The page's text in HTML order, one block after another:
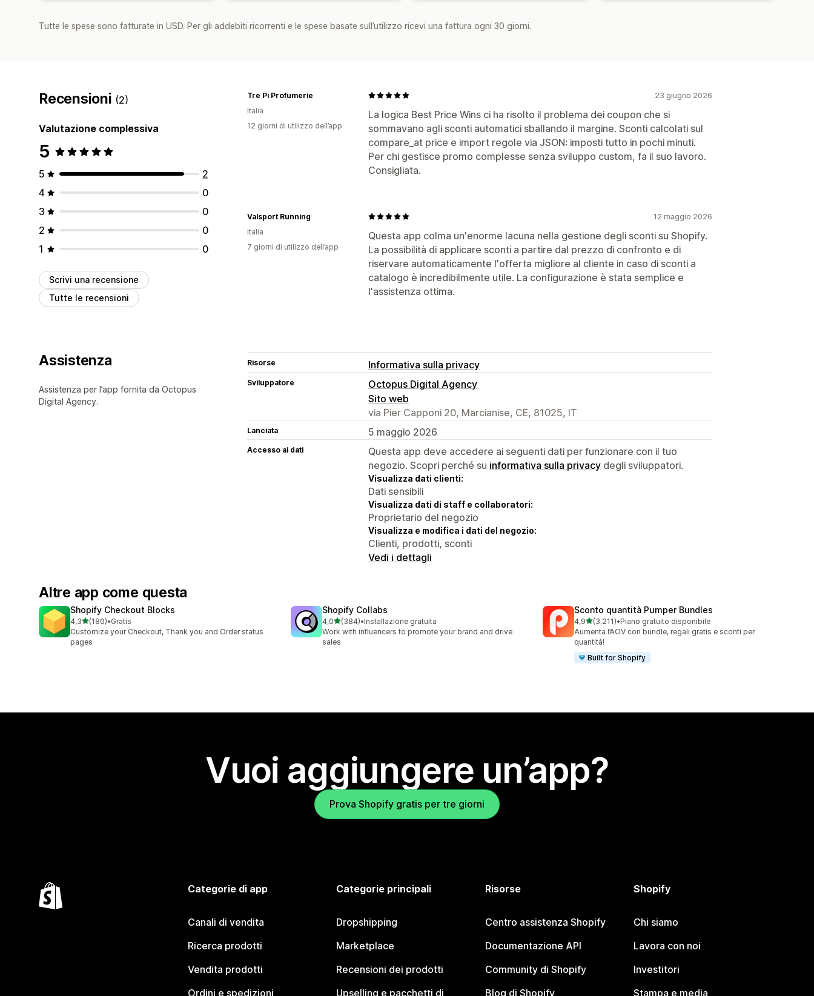
Tutte le spese sono fatturate in USD. Per gli addebiti ricorrenti e le spese basate sull’utilizzo ricevi una fattura ogni 30 giorni.
Recensioni (2)
Valutazione complessiva
5
5
2
4
0
3
0
2
0
1
0
Scrivi una recensione
Tutte le recensioni
23 giugno 2026
La logica Best Price Wins ci ha risolto il problema dei coupon che si
sommavano agli sconti automatici sballando il margine. Sconti calcolati sul
compare_at price e import regole via JSON: imposti tutto in pochi minuti.
Per chi gestisce promo complesse senza sviluppo custom, fa il suo lavoro.
Consigliata.
Tre Pi Profumerie
Italia
12 giorni di utilizzo dell’app
12 maggio 2026
Questa app colma un'enorme lacuna nella gestione degli sconti su Shopify.
La possibilità di applicare sconti a partire dal prezzo di confronto e di
riservare automaticamente l'offerta migliore al cliente in caso di sconti a
catalogo è incredibilmente utile. La configurazione è stata semplice e
l'assistenza ottima.
Valsport Running
Italia
7 giorni di utilizzo dell’app
Assistenza
Assistenza per l’app fornita da Octopus
Digital Agency.
Risorse Informativa sulla privacy
Sviluppatore
Octopus Digital Agency
Sito web
via Pier Capponi 20, Marcianise, CE, 81025, IT
Lanciata 5 maggio 2026
Accesso ai dati
Questa app deve accedere ai seguenti dati per funzionare con il tuo
negozio. Scopri perché su informativa sulla privacy degli sviluppatori.
Visualizza dati clienti:
Dati sensibili
Visualizza dati di staff e collaboratori:
Proprietario del negozio
Visualizza e modifica i dati del negozio:
Clienti, prodotti, sconti
Vedi i dettagli
Altre app come questa
Shopify Checkout Blocks
4,3stelle su 5
(180)
180 recensioni totali
•Gratis
Customize your Checkout, Thank you and Order status
pages
Shopify Collabs
4,0stelle su 5
(384)
384 recensioni totali
•Installazione gratuita
Work with influencers to promote your brand and drive
sales
Sconto quantità Pumper Bundles
4,9stelle su 5
(3.211)
3211 recensioni totali
•Piano gratuito disponibile
Aumenta l’AOV con bundle, regali gratis e sconti per
quantità!
Built for Shopify
Vuoi aggiungere un’app?
Prova Shopify gratis per tre giorni
Categorie di app
Canali di vendita
Ricerca prodotti
Vendita prodotti
Ordini e spedizioni
Categorie principali
Dropshipping
Marketplace
Recensioni dei prodotti
Upselling e pacchetti di
Risorse
Centro assistenza Shopify
Documentazione API
Community di Shopify
Blog di Shopify
Shopify
Chi siamo
Lavora con noi
Investitori
Stampa e media